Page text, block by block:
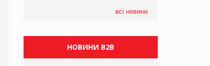
всі новини
НОВИНИ B2B